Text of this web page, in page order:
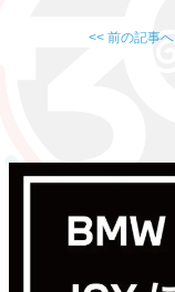
<< 前の記事へ